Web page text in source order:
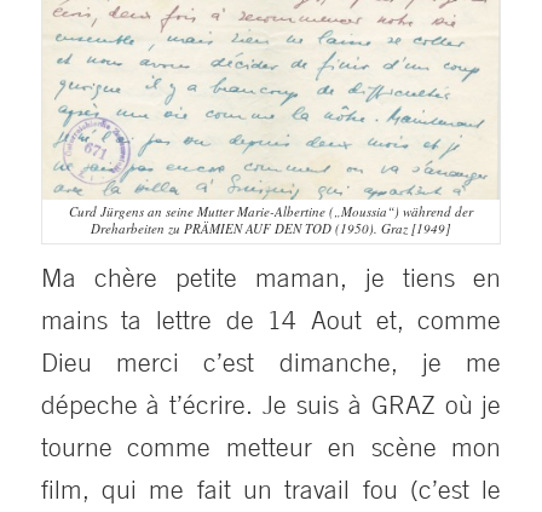
Curd Jürgens an seine Mutter Marie-Albertine („Moussia“) während der
Dreharbeiten zu PRÄMIEN AUF DEN TOD (1950). Graz [1949]
Ma chère petite maman, je tiens en
mains ta lettre de 14 Aout et, comme
Dieu merci c’est dimanche, je me
dépeche à t’écrire. Je suis à GRAZ où je
tourne comme metteur en scène mon
film, qui me fait un travail fou (c’est le